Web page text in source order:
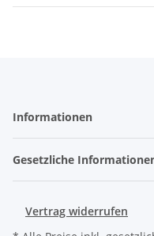
Informationen
Gesetzliche
Vertrag widerrufen